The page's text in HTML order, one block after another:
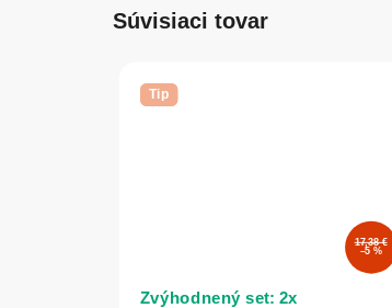
Súvisiaci tovar
Tip
17,38 €
–5 %
Zvýhodnený set: 2x